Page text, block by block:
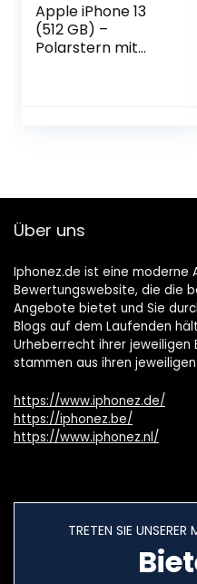
Apple iPhone 13
(512 GB) –
Polarstern mit
Über uns
Iphonez.de ist eine moderne
Bewertungswebsite, die die
Angebote bietet und Sie
Blogs auf dem Laufenden
Urheberrecht ihrer jeweiligen
stammen aus ihren
https://www.iphonez.de/
https://iphonez.be/
https://www.iphonez.nl/
TRETEN SIE UNSERER